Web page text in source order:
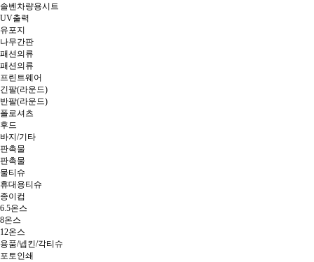
솔벤차량용시트
UV출력
유포지
나무간판
패션의류
패션의류
프린트웨어
긴팔(라운드)
반팔(라운드)
폴로셔츠
후드
바지/기타
판촉물
판촉물
물티슈
휴대용티슈
종이컵
6.5온스
8온스
12온스
용품/넵킨/각티슈
포토인쇄